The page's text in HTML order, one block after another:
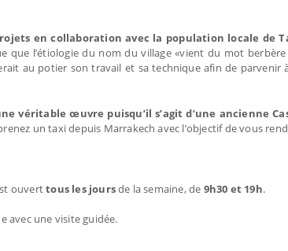
en collaboration avec la population locale
que l’étiologie du nom du village «vient du mot
au potier son travail et sa technique afin de parvenir
véritable œuvre puisqu’il s’agit d’une ancienne
un taxi depuis Marrakech avec l’objectif de vous
ouverttous les joursde la semaine, de 9h30 et 19h.
avec une visite guidée.